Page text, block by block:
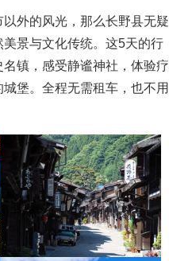
外的风光，那么长野县无疑
景与文化传统。这5天的行
镇，感受静谧神社，体验疗
堡。全程无需租车，也不用